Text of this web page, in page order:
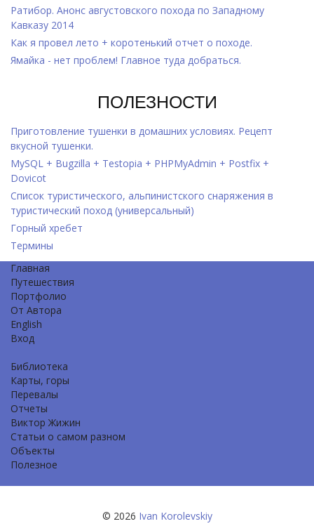
Ратибор. Анонс августовского похода по Западному
Кавказу 2014
Как я провел лето + коротенький отчет о походе.
Ямайка - нет проблем! Главное туда добраться.
ПОЛЕЗНОСТИ
Приготовление тушенки в домашних условиях. Рецепт
вкусной тушенки.
MySQL + Bugzilla + Testopia + PHPMyAdmin + Postfix +
Dovicot
Список туристического, альпинистского снаряжения в
туристический поход (универсальный)
Горный хребет
Термины
Главная
Путешествия
Портфолио
От Автора
English
Вход
Библиотека
Карты, горы
Перевалы
Отчеты
Виктор Жижин
Статьи о самом разном
Объекты
Полезное
© 2026 Ivan Korolevskiy